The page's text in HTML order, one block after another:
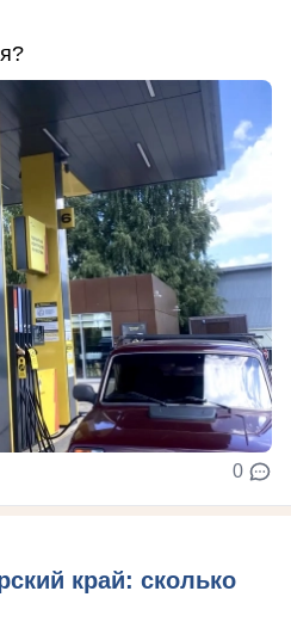
0
край: сколько